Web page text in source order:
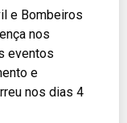
e Bombeiros
nos
eventos
e
nos dias 4